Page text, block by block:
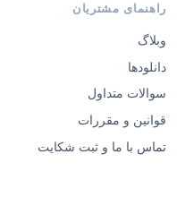
راهنمای مشتریان
وبلاگ
دانلودها
سوالات متداول
قوانین و مقررات
تماس با ما و ثبت شکایت